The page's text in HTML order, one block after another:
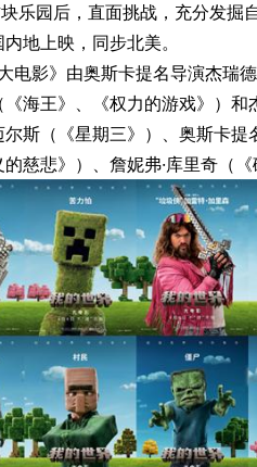
乐园后，直面挑战，充分发掘
地上映，同步北美。
电影》由奥斯卡提名导演杰瑞
《海王》、《权力的游戏》）
尔斯（《星期三》）、奥斯卡
的慈悲》）、詹妮弗·库里奇（
暗黑序章，展翼起航 ATSV
莉莉丝重磅首发